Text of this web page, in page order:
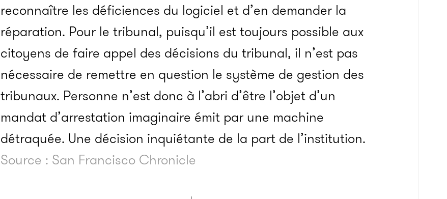
reconnaître les déficiences du logiciel et d’en demander la
réparation. Pour le tribunal, puisqu’il est toujours possible aux
citoyens de faire appel des décisions du tribunal, il n’est pas
nécessaire de remettre en question le système de gestion des
tribunaux. Personne n’est donc à l’abri d’être l’objet d’un
mandat d’arrestation imaginaire émit par une machine
détraquée. Une décision inquiétante de la part de l’institution.
Source : San Francisco Chronicle